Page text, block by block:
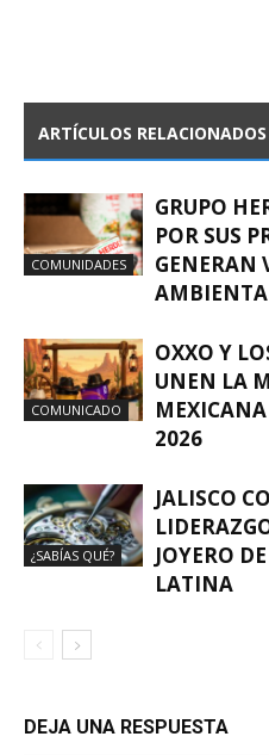
ARTÍCULOS RELACIONADOS
COMUNIDADES
GRUPO
POR SUS
GENERAN
COMUNICADO
OXXO Y
UNEN LA
2026
¿SABÍAS QUÉ?
JALISCO
JOYERO
LATINA
DEJA UNA RESPUESTA